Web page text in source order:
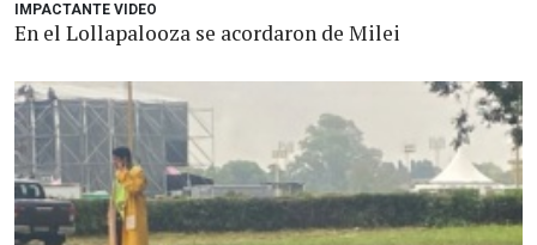
IMPACTANTE VIDEO
En el Lollapalooza se acordaron de Milei